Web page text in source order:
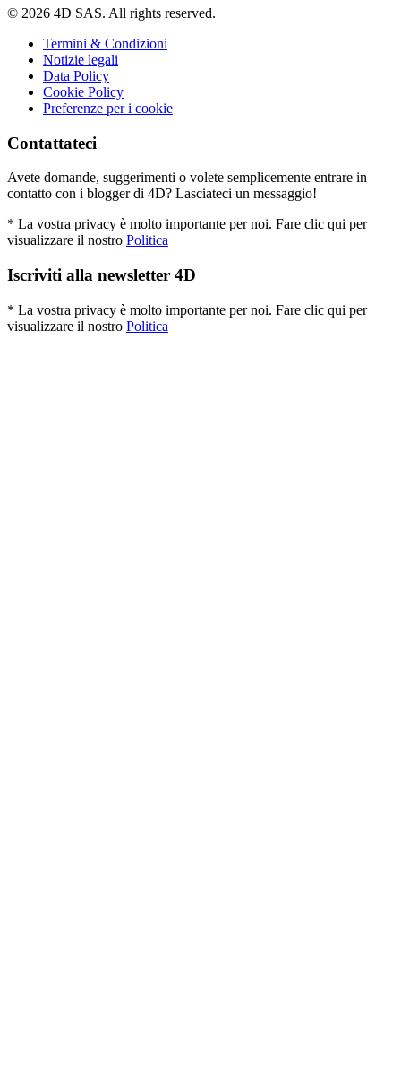
© 2026 4D SAS. All rights reserved.
Termini & Condizioni
Notizie legali
Data Policy
Cookie Policy
Preferenze per i cookie
Contattateci
Avete domande, suggerimenti o volete semplicemente entrare in
contatto con i blogger di 4D? Lasciateci un messaggio!
* La vostra privacy è molto importante per noi. Fare clic qui per
visualizzare il nostro Politica
Iscriviti alla newsletter 4D
* La vostra privacy è molto importante per noi. Fare clic qui per
visualizzare il nostro Politica